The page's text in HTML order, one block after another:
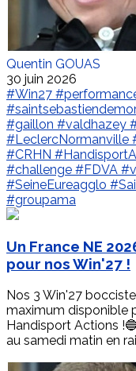
Quentin GOUAS
30 juin 2026
#Win27
#gaillon #valdhazey
#LeclercNormanville
#CRHN
#challenge #FDVA
#SeineEureagglo
#groupama
Un France NE
pour nos Win'27 !
Nos 3 Win'27
maximum disponible
Handisport Actions
au samedi matin en